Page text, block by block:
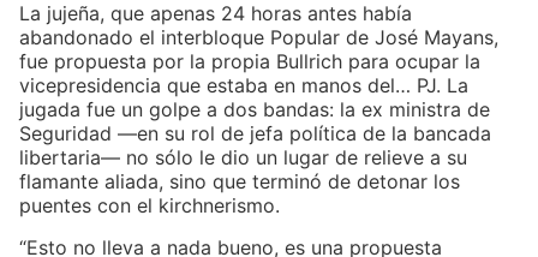
La jujeña, que apenas 24 horas antes había
abandonado el interbloque Popular de José Mayans,
fue propuesta por la propia Bullrich para ocupar la
vicepresidencia que estaba en manos del… PJ. La
jugada fue un golpe a dos bandas: la ex ministra de
Seguridad —en su rol de jefa política de la bancada
libertaria— no sólo le dio un lugar de relieve a su
flamante aliada, sino que terminó de detonar los
puentes con el kirchnerismo.
“Esto no lleva a nada bueno, es una propuesta